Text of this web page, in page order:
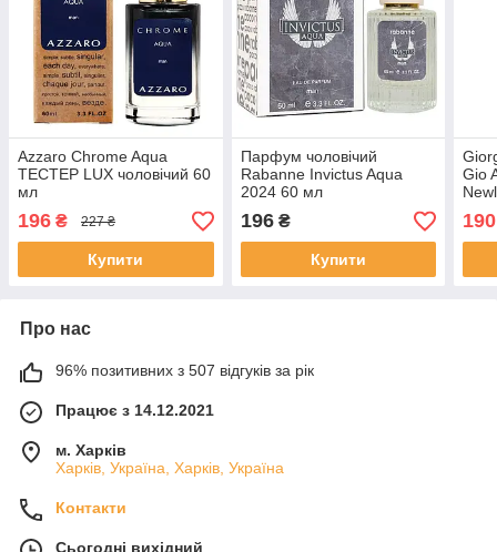
Azzaro Chrome Aqua
ТЕСТЕР LUX чоловічий 60
мл
196 ₴ 227 ₴
Купити
Парфум чоловічий
Rabanne Invictus Aqua
2024 60 мл
196₴
Купити
Gio
Про нас
96% позитивних з 507 відгуків за рік
Працює з 14.12.2021
м. Харків
Харків, Україна, Харків, Україна
Контакти
Сьогодні вихідний